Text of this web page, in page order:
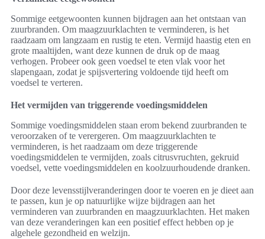
Sommige eetgewoonten kunnen bijdragen aan het ontstaan van
zuurbranden. Om maagzuurklachten te verminderen, is het
raadzaam om langzaam en rustig te eten. Vermijd haastig eten en
grote maaltijden, want deze kunnen de druk op de maag
verhogen. Probeer ook geen voedsel te eten vlak voor het
slapengaan, zodat je spijsvertering voldoende tijd heeft om
voedsel te verteren.
Het vermijden van triggerende voedingsmiddelen
Sommige voedingsmiddelen staan erom bekend zuurbranden te
veroorzaken of te verergeren. Om maagzuurklachten te
verminderen, is het raadzaam om deze triggerende
voedingsmiddelen te vermijden, zoals citrusvruchten, gekruid
voedsel, vette voedingsmiddelen en koolzuurhoudende dranken.
Door deze levensstijlveranderingen door te voeren en je dieet aan
te passen, kun je op natuurlijke wijze bijdragen aan het
verminderen van zuurbranden en maagzuurklachten. Het maken
van deze veranderingen kan een positief effect hebben op je
algehele gezondheid en welzijn.